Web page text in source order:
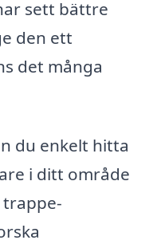
sett bättre
den ett
det många
du enkelt hitta
i ditt område
trappe-